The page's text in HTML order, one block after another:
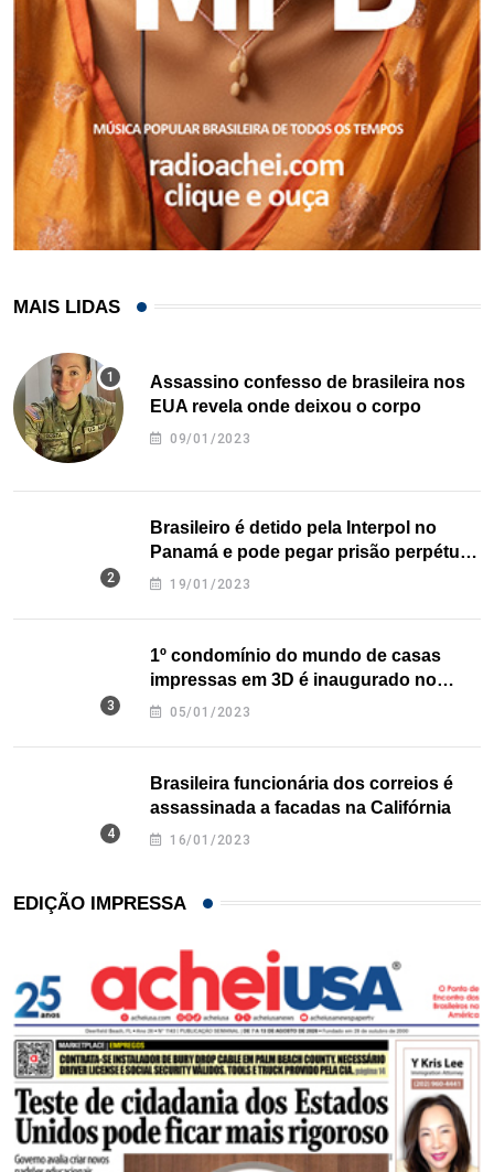
MAIS LIDAS
Assassino confesso de brasileira nos
EUA revela onde deixou o corpo
09/01/2023
Brasileiro é detido pela Interpol no
Panamá e pode pegar prisão perpétua
nos EUA
19/01/2023
1º condomínio do mundo de casas
impressas em 3D é inaugurado no
Texas
05/01/2023
Brasileira funcionária dos correios é
assassinada a facadas na Califórnia
16/01/2023
EDIÇÃO IMPRESSA